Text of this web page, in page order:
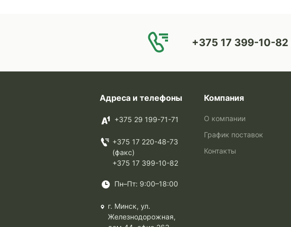
+375 17 399-10-82
Адреса и телефоны
+375 29 199-71-71
+375 17 220-48-73
(факс)
+375 17 399-10-82
Пн–Пт: 9:00–18:00
г. Минск, ул.
Железнодорожная,
Компания
О компании
График поставок
Контакты